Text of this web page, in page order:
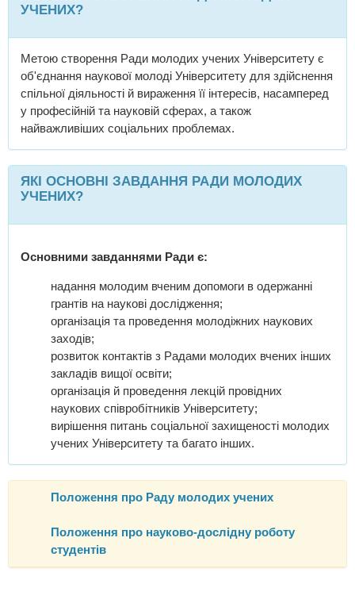
УЧЕНИХ?
Метою створення Ради молодих учених Університету є
об'єднання наукової молоді Університету для здійснення
спільної діяльності й вираження її інтересів, насамперед
у професійній та науковій сферах, а також
найважливіших соціальних проблемах.
ЯКІ ОСНОВНІ ЗАВДАННЯ РАДИ МОЛОДИХ
УЧЕНИХ?
Основними завданнями Ради є:
надання молодим вченим допомоги в одержанні
грантів на наукові дослідження;
організація та проведення молодіжних наукових
заходів;
розвиток контактів з Радами молодих вчених інших
закладів вищої освіти;
організація й проведення лекцій провідних
наукових співробітників Університету;
вирішення питань соціальної захищеності молодих
учених Університету та багато інших.
Положення про Раду молодих учених
Положення про науково-дослідну роботу
студентів